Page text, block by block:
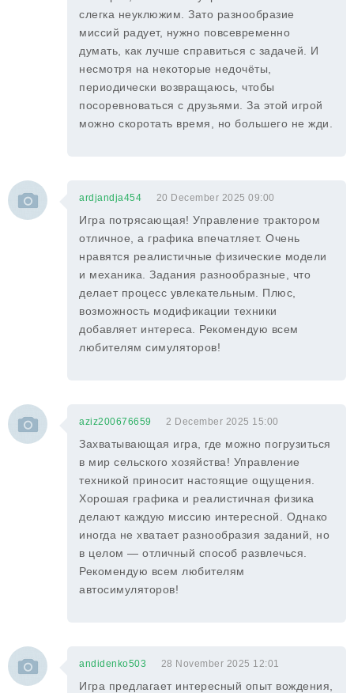
слегка неуклюжим. Зато разнообразие
миссий радует, нужно повсевременно
думать, как лучше справиться с задачей. И
несмотря на некоторые недочёты,
периодически возвращаюсь, чтобы
посоревноваться с друзьями. За этой игрой
можно скоротать время, но большего не жди.
ardjandja454 20 December 2025 09:00
Игра потрясающая! Управление трактором
отличное, а графика впечатляет. Очень
нравятся реалистичные физические модели
и механика. Задания разнообразные, что
делает процесс увлекательным. Плюс,
возможность модификации техники
добавляет интереса. Рекомендую всем
любителям симуляторов!
aziz200676659 2 December 2025 15:00
Захватывающая игра, где можно погрузиться
в мир сельского хозяйства! Управление
техникой приносит настоящие ощущения.
Хорошая графика и реалистичная физика
делают каждую миссию интересной. Однако
иногда не хватает разнообразия заданий, но
в целом — отличный способ развлечься.
Рекомендую всем любителям
автосимуляторов!
andidenko503 28 November 2025 12:01
Игра предлагает интересный опыт вождения,